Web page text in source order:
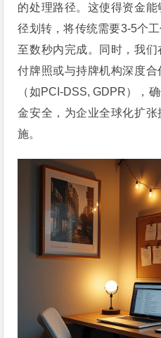
的处理路径。这使得资金
径划转，将传统需要3-5个
至数秒内完成。同时，我
付牌照或与持牌机构深度
（如PCI-DSS, GDPR），
金安全，为企业全球化扩
施。